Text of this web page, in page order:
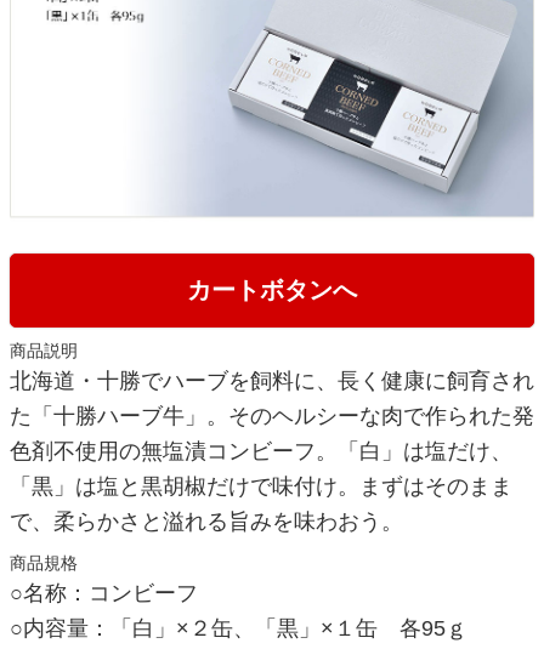
カートボタンへ
商品説明
北海道・十勝でハーブを飼料に、長く健康に飼育され
た「十勝ハーブ牛」。そのヘルシーな肉で作られた発
色剤不使用の無塩漬コンビーフ。「白」は塩だけ、
「黒」は塩と黒胡椒だけで味付け。まずはそのまま
で、柔らかさと溢れる旨みを味わおう。
商品規格
○名称：コンビーフ
○内容量：「白」×２缶、「黒」×１缶 各95ｇ